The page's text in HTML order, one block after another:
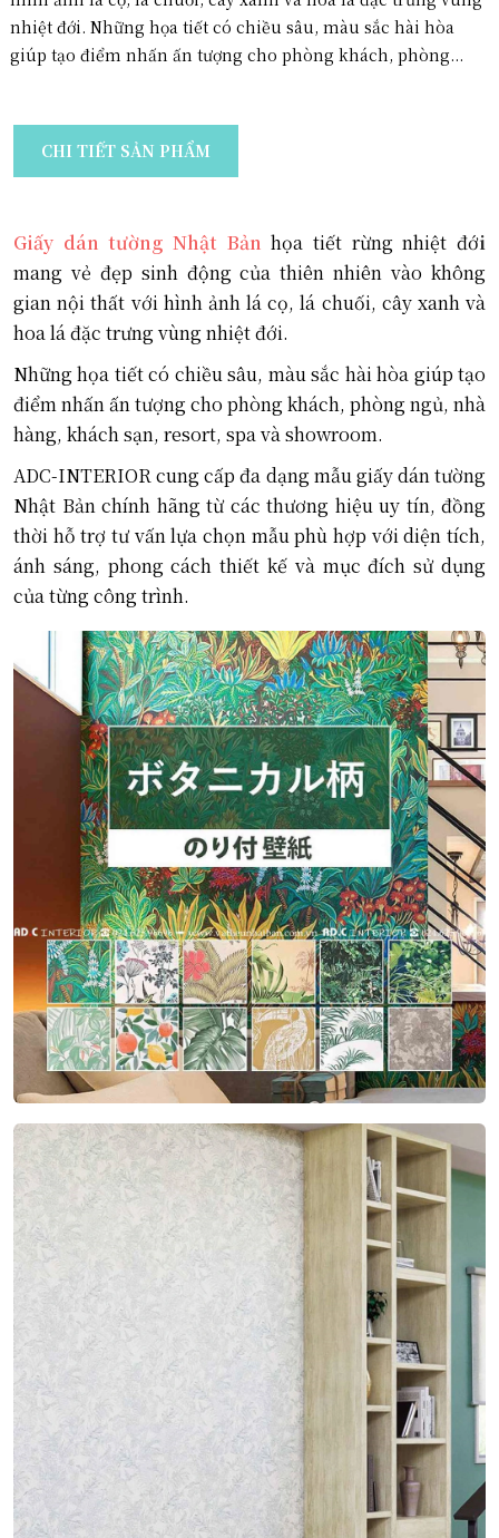
nhiệt đới. Những họa tiết có chiều sâu, màu sắc hài hòa
giúp tạo điểm nhấn ấn tượng cho phòng khách, phòng...
CHI TIẾT SẢN PHẨM
Giấy dán tường Nhật Bản họa tiết rừng nhiệt đới
mang vẻ đẹp sinh động của thiên nhiên vào không
gian nội thất với hình ảnh lá cọ, lá chuối, cây xanh và
hoa lá đặc trưng vùng nhiệt đới.
Những họa tiết có chiều sâu, màu sắc hài hòa giúp tạo
điểm nhấn ấn tượng cho phòng khách, phòng ngủ, nhà
hàng, khách sạn, resort, spa và showroom.
ADC-INTERIOR cung cấp đa dạng mẫu giấy dán tường
Nhật Bản chính hãng từ các thương hiệu uy tín, đồng
thời hỗ trợ tư vấn lựa chọn mẫu phù hợp với diện tích,
ánh sáng, phong cách thiết kế và mục đích sử dụng
của từng công trình.